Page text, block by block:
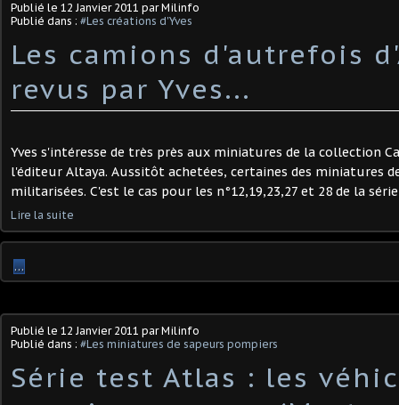
Publié le 12 Janvier 2011 par Milinfo
Publié dans : #Les créations d'Yves
Les camions d'autrefois
revus par Yves...
Yves s'intéresse de très près aux miniatures de la collection
l'éditeur Altaya. Aussitôt achetées, certaines des miniatures
militarisées. C'est le cas pour les n°12,19,23,27 et 28 de la
Lire la suite
…
Publié le 12 Janvier 2011 par Milinfo
Publié dans : #Les miniatures de sapeurs pompiers
Série test Atlas : les